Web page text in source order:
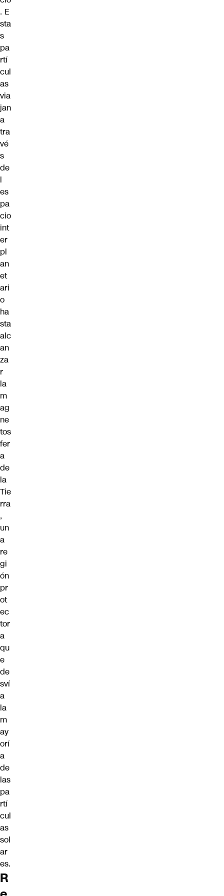
. E
sta
s
pa
rtí
cul
as
via
jan
a
tra
vé
s
de
l
es
pa
cio
int
er
pl
an
et
ari
o
ha
sta
alc
an
za
r
la
m
ag
ne
tos
fer
a
de
la
Tie
rra
,
un
a
re
gi
ón
pr
ot
ec
tor
a
qu
e
de
sví
a
la
m
ay
orí
a
de
las
pa
rtí
cul
as
sol
ar
es.
R